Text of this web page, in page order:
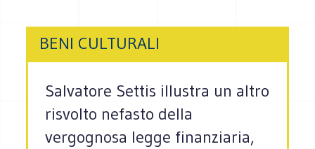
BENI CULTURALI
Salvatore Settis illustra un altro
risvolto nefasto della
vergognosa legge finanziaria,